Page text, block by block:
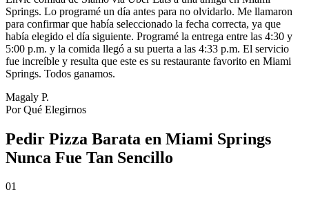
Springs. Lo programé un día antes para no olvidarlo. Me llamaron
para confirmar que había seleccionado la fecha correcta, ya que
había elegido el día siguiente. Programé la entrega entre las 4:30 y
5:00 p.m. y la comida llegó a su puerta a las 4:33 p.m. El servicio
fue increíble y resulta que este es su restaurante favorito en Miami
Springs. Todos ganamos.
Magaly P.
Por Qué Elegirnos
Pedir Pizza Barata en Miami Springs
Nunca Fue Tan Sencillo
01